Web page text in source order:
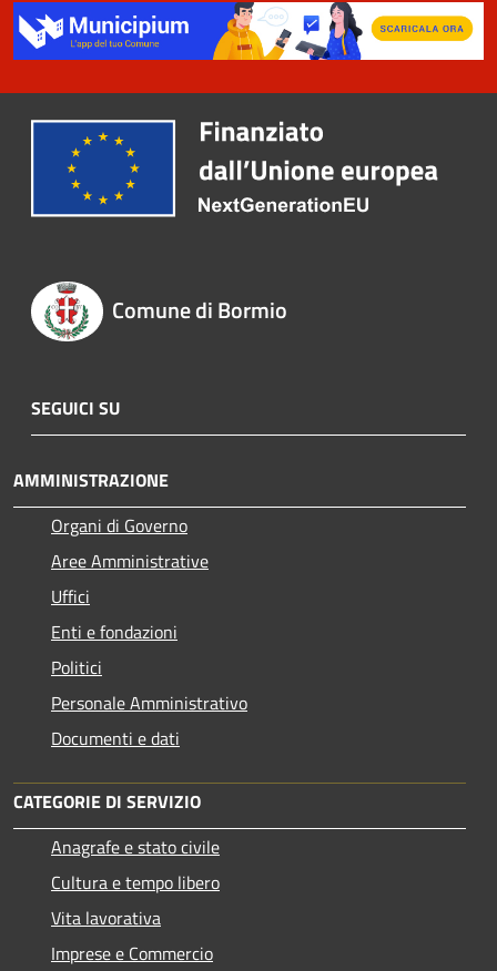
Comune di Bormio
SEGUICI SU
AMMINISTRAZIONE
Organi di Governo
Aree Amministrative
Uffici
Enti e fondazioni
Politici
Personale Amministrativo
Documenti e dati
CATEGORIE DI SERVIZIO
Anagrafe e stato civile
Cultura e tempo libero
Vita lavorativa
Imprese e Commercio